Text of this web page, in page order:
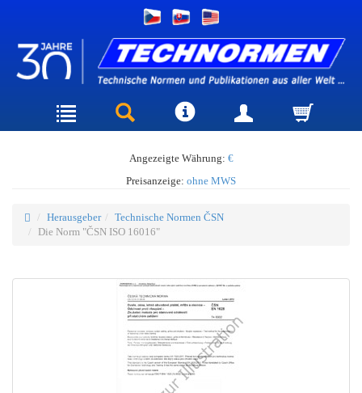
Angezeigte Währung: €
Preisanzeige: ohne MWS
Herausgeber
Technische Normen ČSN
Die Norm "ČSN ISO 16016"